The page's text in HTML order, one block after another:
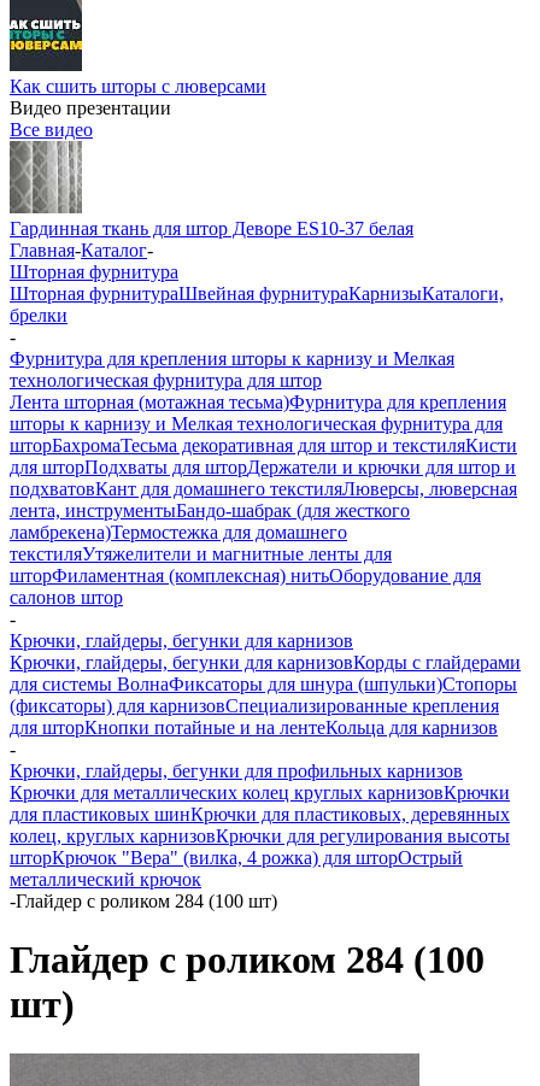
Как сшить шторы с люверсами
Видео презентации
Все видео
Гардинная ткань для штор Деворе ES10-37 белая
Главная-Каталог-
Шторная фурнитура
Шторная фурнитураШвейная фурнитураКарнизыКаталоги,
брелки
-
Фурнитура для крепления шторы к карнизу и Мелкая
технологическая фурнитура для штор
Лента шторная (мотажная тесьма)Фурнитура для крепления
шторы к карнизу и Мелкая технологическая фурнитура для
шторБахромаТесьма декоративная для штор и текстиляКисти
для шторПодхваты для шторДержатели и крючки для штор и
подхватовКант для домашнего текстиляЛюверсы, люверсная
лента, инструментыБандо-шабрак (для жесткого
ламбрекена)Термостежка для домашнего
текстиляУтяжелители и магнитные ленты для
шторФиламентная (комплексная) нитьОборудование для
салонов штор
-
Крючки, глайдеры, бегунки для карнизов
Крючки, глайдеры, бегунки для карнизовКорды с глайдерами
для системы ВолнаФиксаторы для шнура (шпульки)Стопоры
(фиксаторы) для карнизовСпециализированные крепления
для шторКнопки потайные и на лентеКольца для карнизов
-
Крючки, глайдеры, бегунки для профильных карнизов
Крючки для металлических колец круглых карнизовКрючки
для пластиковых шинКрючки для пластиковых, деревянных
колец, круглых карнизовКрючки для регулирования высоты
шторКрючок "Вера" (вилка, 4 рожка) для шторОстрый
металлический крючок
-Глайдер с роликом 284 (100 шт)
Глайдер с роликом 284 (100
шт)